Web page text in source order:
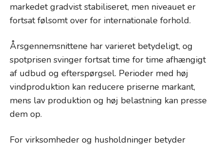
markedet gradvist stabiliseret, men niveauet er
fortsat følsomt over for internationale forhold.
Årsgennemsnittene har varieret betydeligt, og
spotprisen svinger fortsat time for time afhængigt
af udbud og efterspørgsel. Perioder med høj
vindproduktion kan reducere priserne markant,
mens lav produktion og høj belastning kan presse
dem op.
For virksomheder og husholdninger betyder